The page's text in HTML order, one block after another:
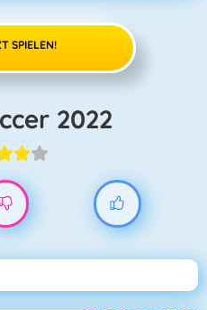
SPIELEN!
2022